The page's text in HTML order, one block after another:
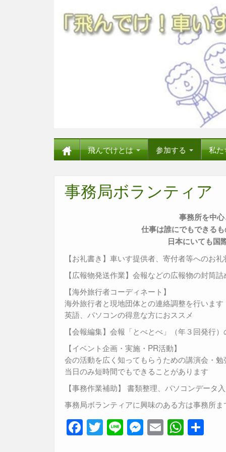
飛んでけとは 参加する 私
事務局ボランティア
事務所を中
仕事は誰にでもできる
日本にいても国
【お礼書き】車いす提供者、寄付者等へのお
【広報物発送作業】会報などの広報物の封筒
【海外旅行者コーディネート】
海外旅行者と現地団体との連絡調整を行います
英語、パソコンの得意な方におススメ
【会報編集】会報「とべとべ」（年３回発行
【イベント企画・実施・PR活動】
会の活動を広く知ってもらうための講演会・
当日のみ短時間でもできることがあります
【事務作業補助】 書類整理、パソコンデータ
事務局ボランティアに興味のある方は事務所
F
a
T
wi
Li
n
M
e
E
m
W
h